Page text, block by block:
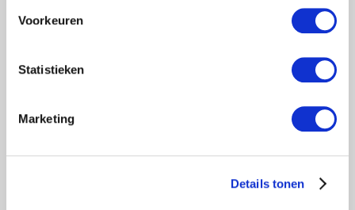
Voorkeuren
Statistieken
Marketing
Details tonen